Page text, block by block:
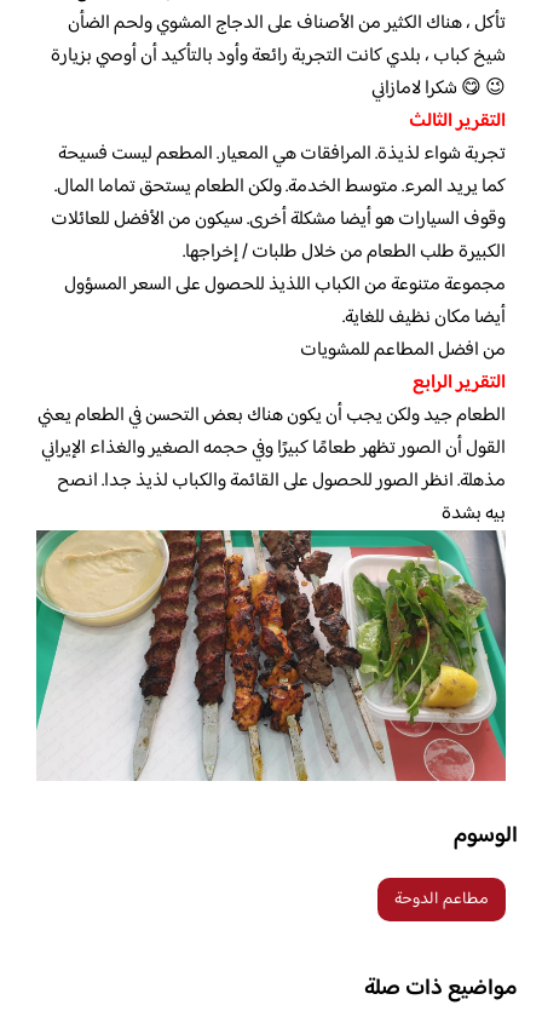
تأكل ، هناك الكثير من الأصناف على الدجاج المشوي ولحم الضأن
شيخ كباب ، بلدي كانت التجربة رائعة وأود بالتأكيد أن أوصي بزيارة
😉 😋 شكرا لامازاني
التقرير الثالث
تجربة شواء لذيذة. المرافقات هي المعيار. المطعم ليست فسيحة
كما يريد المرء. متوسط ​​الخدمة. ولكن الطعام يستحق تماما المال.
وقوف السيارات هو أيضا مشكلة أخرى. سيكون من الأفضل للعائلات
الكبيرة طلب الطعام من خلال طلبات / إخراجها.
مجموعة متنوعة من الكباب اللذيذ للحصول على السعر المسؤول
أيضا مكان نظيف للغاية.
من افضل المطاعم للمشويات
التقرير الرابع
الطعام جيد ولكن يجب أن يكون هناك بعض التحسن في الطعام يعني
القول أن الصور تظهر طعامًا كبيرًا وفي حجمه الصغير والغذاء الإيراني
مذهلة. انظر الصور للحصول على القائمة والكباب لذيذ جدا. انصح
بيه بشدة
الوسوم
مطاعم الدوحة
مواضيع ذات صلة